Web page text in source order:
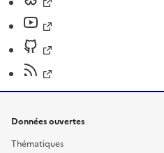
Données ouvertes
Thématiques